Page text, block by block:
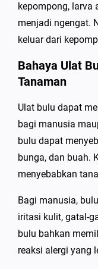
kepompong,
menjadi ngengat.
keluar dari
Bahaya Ulat
Tanaman
Ulat bulu dapat
bagi manusia
bulu dapat
bunga, dan buah.
menyebabkan
Bagi manusia,
iritasi kulit, gatal-
bulu bahkan
reaksi alergi yang